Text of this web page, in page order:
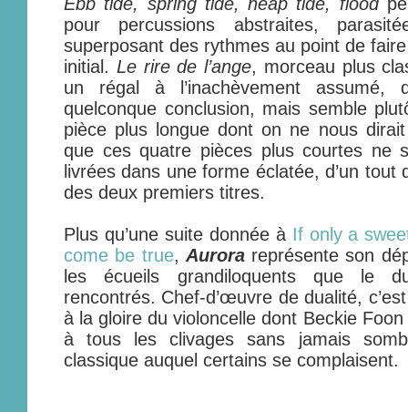
pour percussions abstraites,
superposant des rythmes au point de
initial. Le rire de l’ange, morceau plus
un régal à l’inachèvement assumé,
quelconque conclusion, mais semble
pièce plus longue dont on ne nous
que ces quatre pièces plus courtes ne
livrées dans une forme éclatée, d’un tout
des deux premiers titres.
Plus qu’une suite donnée à If only a
come be true, Aurorareprésente son
les écueils grandiloquents que le
rencontrés. Chef-d’œuvre de dualité,
à la gloire du violoncelle dont Beckie
à tous les clivages sans jamais
classique auquel certains se complaisent.